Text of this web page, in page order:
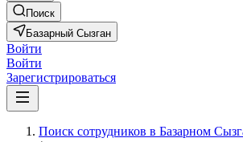
Поиск
Базарный Сызган
Войти
Войти
Зарегистрироваться
Поиск сотрудников в Базарном